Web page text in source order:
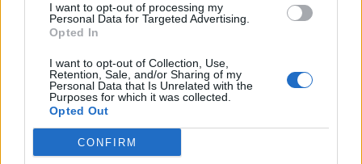
I want to opt-out of processing my
Personal Data for Targeted Advertising.
Opted In
I want to opt-out of Collection, Use,
Retention, Sale, and/or Sharing of my
Personal Data that Is Unrelated with the
Purposes for which it was collected.
Opted Out
CONFIRM